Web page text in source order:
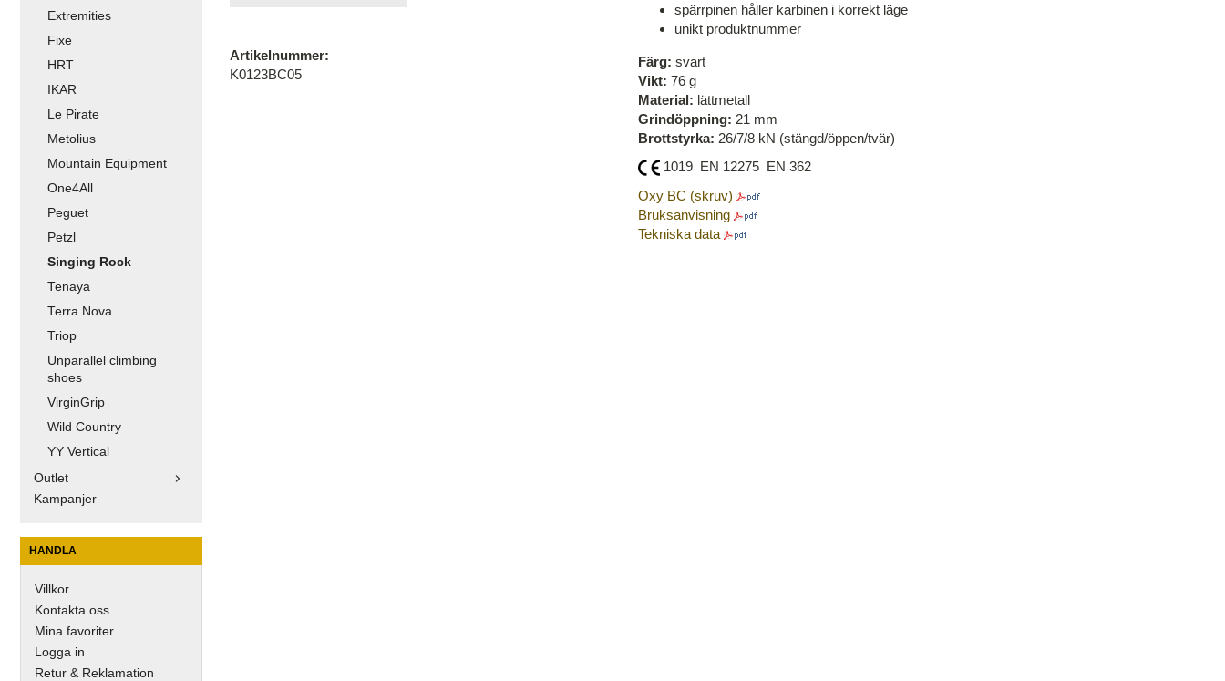
Extremities
Fixe
HRT
IKAR
Le Pirate
Metolius
Mountain Equipment
One4All
Peguet
Petzl
Singing Rock
Tenaya
Terra Nova
Triop
Unparallel climbing
shoes
VirginGrip
Wild Country
YY Vertical
Outlet
Kampanjer
HANDLA
Villkor
Kontakta oss
Mina favoriter
Logga in
Retur & Reklamation
spärrpinen håller karbinen i korrekt läge
unikt produktnummer
Färg: svart
Vikt: 76 g
Material: lättmetall
Grindöppning: 21 mm
Brottstyrka: 26/7/8 kN (stängd/öppen/tvär)
1019 EN 12275 EN 362
Oxy BC (skruv)
Bruksanvisning
Tekniska data
Artikelnummer:
K0123BC05